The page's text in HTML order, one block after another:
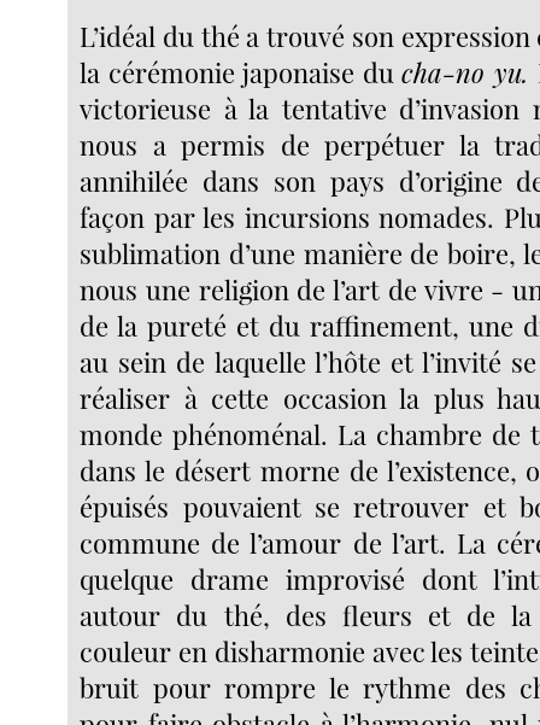
L’idéal du thé a trouvé son
la cérémonie japonaise ducha-no yu.
victorieuse à la tentative d’invasion
nous a permis de perpétuer la
annihilée dans son pays d’origine
façon par les incursions nomades.
sublimation d’une manière de boire,
nous une religion de l’art de vivre -
de la pureté et du raffinement, une
au sein de laquelle l’hôte et l’invité
réaliser à cette occasion la plus
monde phénoménal. La chambre de
dans le désert morne de l’existence,
épuisés pouvaient se retrouver et
commune de l’amour de l’art. La
quelque drame improvisé dont
autour du thé, des fleurs et de la
couleur en disharmonie avec les
bruit pour rompre le rythme des